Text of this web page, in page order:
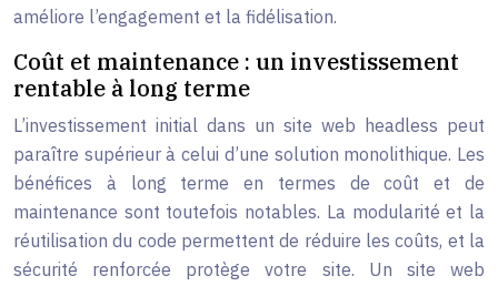
améliore l’engagement et la fidélisation.
Coût et maintenance : un investissement
rentable à long terme
L’investissement initial dans un site web headless peut
paraître supérieur à celui d’une solution monolithique. Les
bénéfices à long terme en termes de coût et de
maintenance sont toutefois notables. La modularité et la
réutilisation du code permettent de réduire les coûts, et la
sécurité renforcée protège votre site. Un site web